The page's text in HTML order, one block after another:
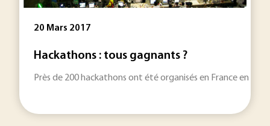
20 Mars 2017
Hackathons : tous gagnants ?
Près de 200 hackathons ont été organisés en France en